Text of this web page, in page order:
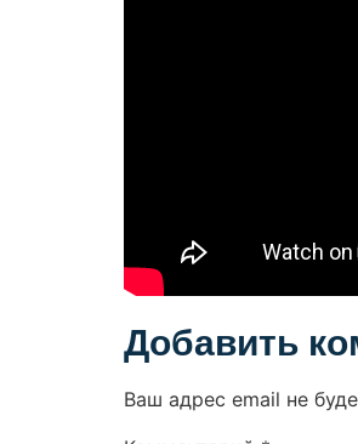
Добавить
Ваш адрес email не